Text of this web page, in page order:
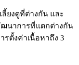
ยงดูที่ต่างกัน และ
นาการที่แตกต่างกัน
รตั้งค่าเนื้อหาถึง 3